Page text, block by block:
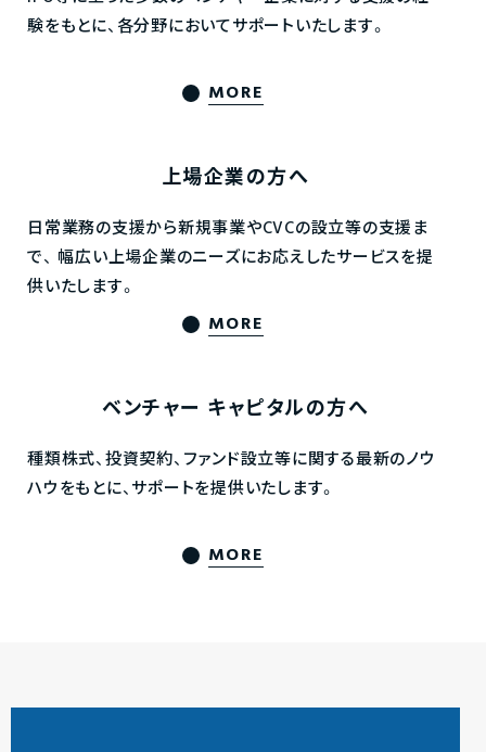
験をもとに、各分野においてサポートいたします。
MORE
上場企業の方へ
日常業務の支援から新規事業やCVCの設立等の支援ま
で、 幅広い上場企業のニーズにお応えしたサービスを提
供いたします。
MORE
ベンチャー キャピタルの方へ
種類株式、投資契約、ファンド設立等に関する最新のノウ
ハウをもとに、サポートを提供いたします。
MORE